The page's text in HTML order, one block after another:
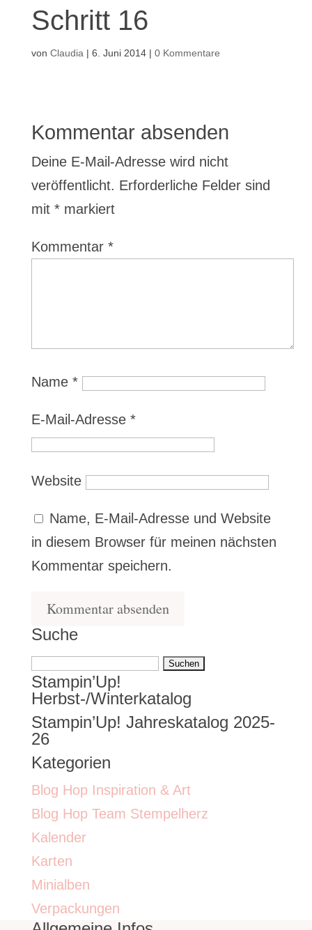
Schritt 16
von Claudia | 6. Juni 2014| 0 Kommentare
Kommentar absenden
Deine E-Mail-Adresse wird nicht
veröffentlicht. Erforderliche Felder sind
mit *markiert
Kommentar *
Name *
E-Mail-Adresse *
Website
Name, E-Mail-Adresse und Website
in diesem Browser für meinen nächsten
Kommentar speichern.
Suche
Suchen
nach:
Stampin’Up!
Herbst-/Winterkatalog
Stampin’Up! Jahreskatalog 2025-
26
Kategorien
Blog Hop Inspiration & Art
Blog Hop Team Stempelherz
Kalender
Karten
Minialben
Verpackungen